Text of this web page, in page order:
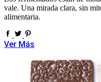
vale. Una mirada clara, sin
alimentaria.
Ver Más